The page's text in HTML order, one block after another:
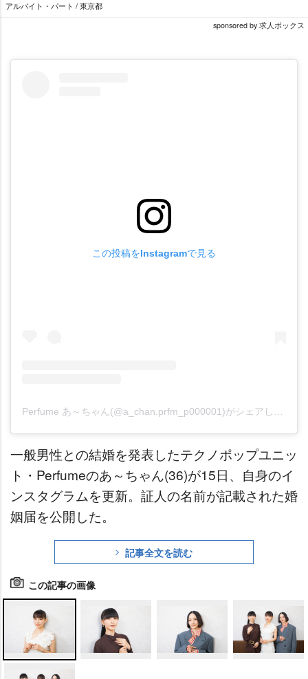
アルバイト・パート / 東京都
sponsored by 求人ボックス
この投稿をInstagramで見る
Perfume あ～ちゃん(@a_chan.prfm_p000001)がシェアした投稿
一般男性との結婚を発表したテクノポップユニッ
ト・Perfumeのあ～ちゃん(36)が15日、自身のイ
ンスタグラムを更新。証人の名前が記載された婚
姻届を公開した。
記事全文を読む
この記事の画像